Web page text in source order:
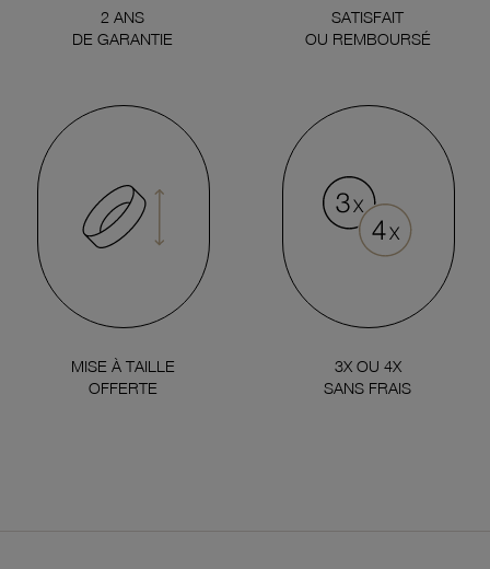
2 ANS
DE GARANTIE
SATISFAIT
OU REMBOURSÉ
MISE À TAILLE
OFFERTE
3X OU 4X
SANS FRAIS